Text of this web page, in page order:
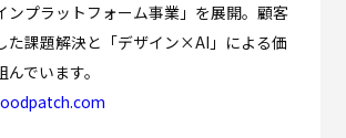
ンプラットフォーム事業」を展開。顧客
た課題解決と「デザイン×AI」による価
でいます。